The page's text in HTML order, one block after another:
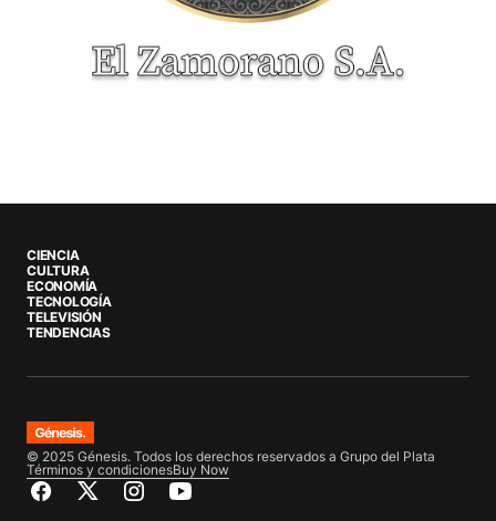
CIENCIA
CULTURA
ECONOMÍA
TECNOLOGÍA
TELEVISIÓN
TENDENCIAS
© 2025 Génesis. Todos los derechos reservados a Grupo del Plata
Términos y condicionesBuy Now